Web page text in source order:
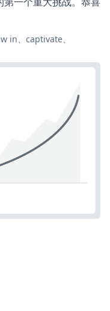
in、captivate、